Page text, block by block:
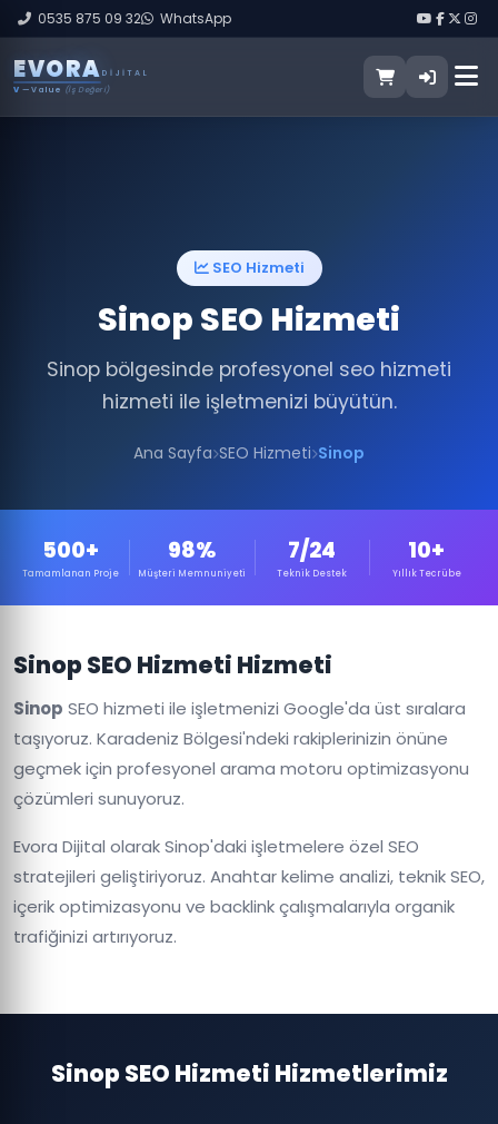
0535 875 09 32 WhatsApp
EVORA DIJITAL
V — Value (İş Değeri)
SEO Hizmeti
Sinop SEO Hizmeti
Sinop bölgesinde profesyonel seo hizmeti
hizmeti ile işletmenizi büyütün.
Ana Sayfa SEO Hizmeti Sinop
500+
Tamamlanan Proje
98%
Müşteri Memnuniyeti
7/24
Teknik Destek
10+
Yıllık Tecrübe
Sinop SEO Hizmeti Hizmeti
Sinop SEO hizmeti ile işletmenizi Google'da üst sıralara
taşıyoruz. Karadeniz Bölgesi'ndeki rakiplerinizin önüne
geçmek için profesyonel arama motoru optimizasyonu
çözümleri sunuyoruz.
Evora Dijital olarak Sinop'daki işletmelere özel SEO
stratejileri geliştiriyoruz. Anahtar kelime analizi, teknik SEO,
içerik optimizasyonu ve backlink çalışmalarıyla organik
trafiğinizi artırıyoruz.
Sinop SEO Hizmeti Hizmetlerimiz